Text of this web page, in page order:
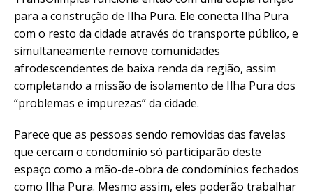
para a construção de Ilha Pura. Ele conecta Ilha Pura
com o resto da cidade através do transporte público, e
simultaneamente remove comunidades
afrodescendentes de baixa renda da região, assim
completando a missão de isolamento de Ilha Pura dos
“problemas e impurezas” da cidade.
Parece que as pessoas sendo removidas das favelas
que cercam o condomínio só participarão deste
espaço como a mão-de-obra de condomínios fechados
como Ilha Pura. Mesmo assim, eles poderão trabalhar